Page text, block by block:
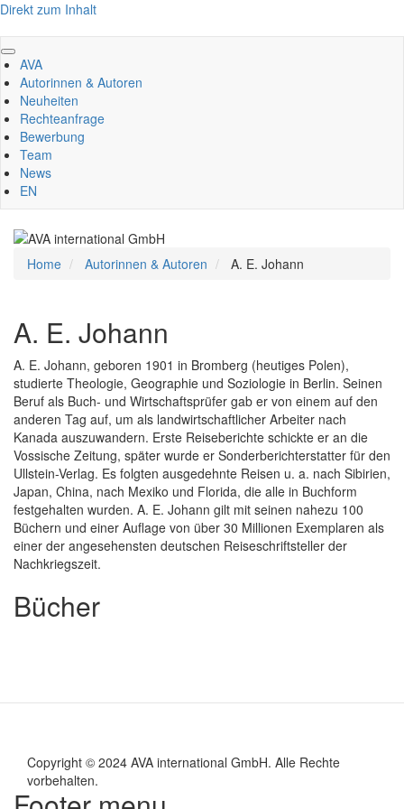
Direkt zum Inhalt
AVA
Autorinnen & Autoren
Neuheiten
Rechteanfrage
Bewerbung
Team
News
EN
Home Autorinnen & Autoren A. E. Johann
A. E. Johann
A. E. Johann, geboren 1901 in Bromberg (heutiges Polen),
studierte Theologie, Geographie und Soziologie in Berlin. Seinen
Beruf als Buch- und Wirtschaftsprüfer gab er von einem auf den
anderen Tag auf, um als landwirtschaftlicher Arbeiter nach
Kanada auszuwandern. Erste Reiseberichte schickte er an die
Vossische Zeitung, später wurde er Sonderberichterstatter für den
Ullstein-Verlag. Es folgten ausgedehnte Reisen u. a. nach Sibirien,
Japan, China, nach Mexiko und Florida, die alle in Buchform
festgehalten wurden. A. E. Johann gilt mit seinen nahezu 100
Büchern und einer Auflage von über 30 Millionen Exemplaren als
einer der angesehensten deutschen Reiseschriftsteller der
Nachkriegszeit.
Bücher
Copyright © 2024 AVA international GmbH. Alle Rechte
vorbehalten.